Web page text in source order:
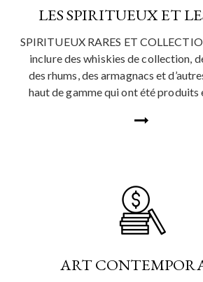
LES SPIRITUEUX ET
SPIRITUEUX RARES ET
inclure des whiskies de collection,
des rhums, des armagnacs et
haut de gamme qui ont été
ART